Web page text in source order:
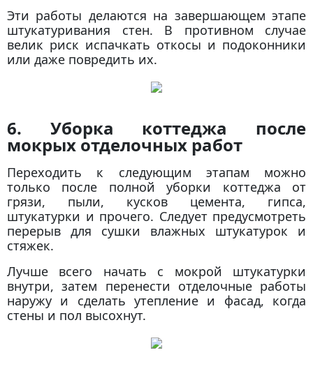
Эти работы делаются на завершающем этапе
штукатуривания стен. В противном случае
велик риск испачкать откосы и подоконники
или даже повредить их.
6. Уборка коттеджа после
мокрых отделочных работ
Переходить к следующим этапам можно
только после полной уборки коттеджа от
грязи, пыли, кусков цемента, гипса,
штукатурки и прочего. Следует предусмотреть
перерыв для сушки влажных штукатурок и
стяжек.
Лучше всего начать с мокрой штукатурки
внутри, затем перенести отделочные работы
наружу и сделать утепление и фасад, когда
стены и пол высохнут.